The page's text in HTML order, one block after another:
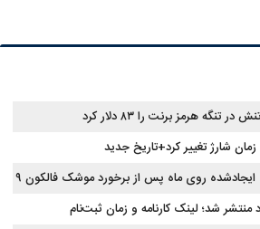
هرمز برنت را ۸۳ دلار کرد
شارژ تغییر کرد+تاریخ جدید
ایجادشده روی ماه پس از برخورد موشک فالکون ۹
شد؛ لینک کارنامه و زمان ثبت‌نام